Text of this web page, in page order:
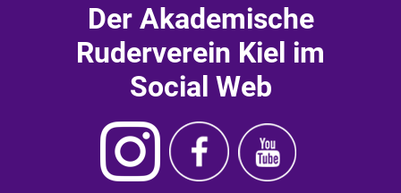
Der Akademische
Ruderverein Kiel im
Social Web
Instagram
Akademischer
Ruderverein
Kiel
Ruderverein
Kiel
Facebook
Kiel
Youtube